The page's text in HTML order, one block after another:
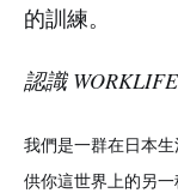
的訓練。
認識
我們是一群在日本
供你這世界上的另一